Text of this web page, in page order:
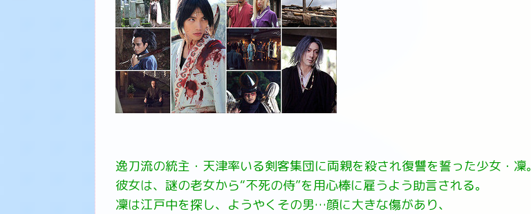
逸刀流の統主・天津率いる剣客集団に両親を殺され復讐を誓った少女・凜。
彼女は、謎の老女から“不死の侍”を用心棒に雇うよう助言される。
凜は江戸中を探し、ようやくその男…顔に大きな傷があり、